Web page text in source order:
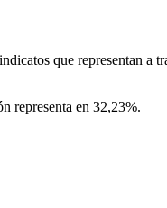
que representan a
representa en 32,23%.